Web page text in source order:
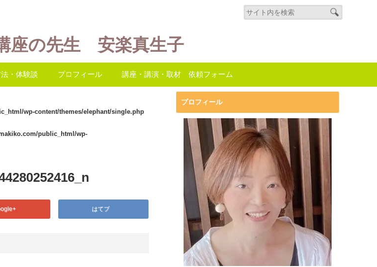
座の先生 安楽真生子
・体験談 プロフィール 講座・講演・取材 依頼フォーム
wp-content/themes/elephant/single.php
public_html/wp-
はてブ
プロフィール